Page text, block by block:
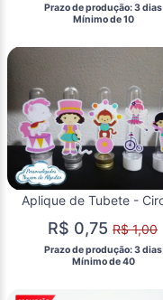
Prazo de produção: 3 dias
  Mínimo de 10
R$ 0,75R$ 1,00
Prazo de produção: 3 dias
  Mínimo de 40